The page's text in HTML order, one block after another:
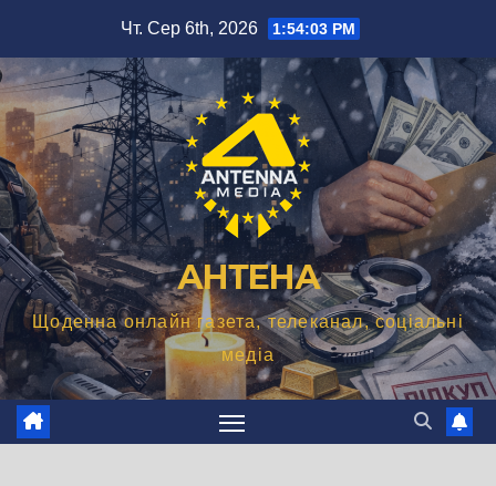
вмісту
Чт. Сер 6th, 2026 1:54:04 PM
АНТЕНА
Щоденна онлайн газета, телеканал, соціальні
медіа